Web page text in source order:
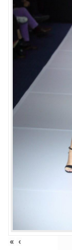
« ‹